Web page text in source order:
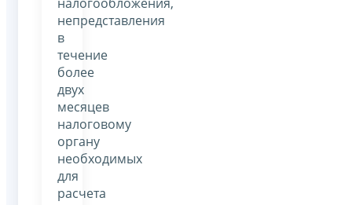
непредставления
в
течение
более
двух
месяцев
налоговому
органу
необходимых
для
расчета